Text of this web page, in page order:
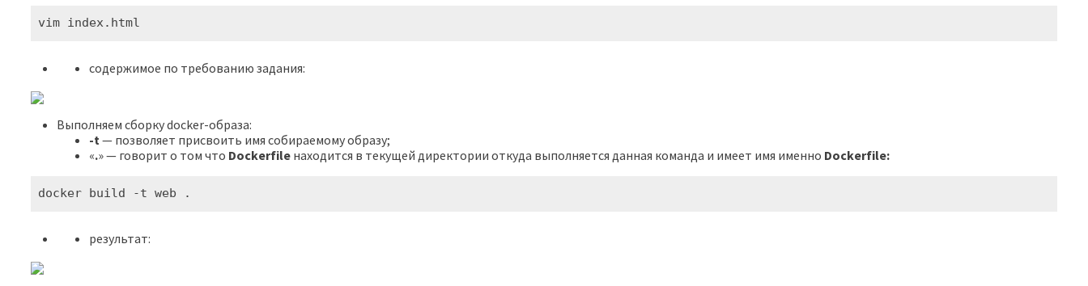
vim index.html
содержимое по требованию задания:
Выполняем сборку docker-образа:
-t— позволяет присвоить имя собираемому образу;
«.» — говорит о том что Dockerfile находится в текущей директории откуда выполняется данная команда и имеет имя именно Dockerfile:
docker build -t web .
результат: